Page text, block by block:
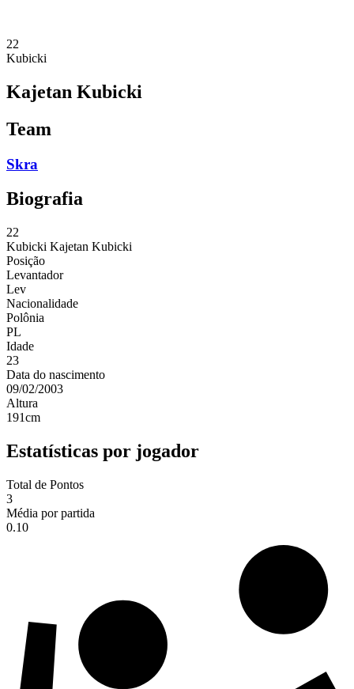
22
Kubicki
Kajetan Kubicki
Team
Skra
Biografia
22
Kubicki Kajetan Kubicki
Posição
Levantador
Lev
Nacionalidade
Polônia
PL
Idade
23
Data do nascimento
09/02/2003
Altura
191cm
Estatísticas por jogador
Total de Pontos
3
Média por partida
0.10